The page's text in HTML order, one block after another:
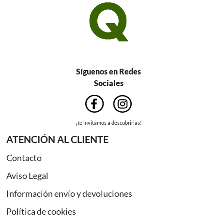
Síguenos en Redes
Sociales
¡te invitamos a descubrirlas!
ATENCIÓN AL CLIENTE
Contacto
Aviso Legal
Información envío y devoluciones
Política de cookies